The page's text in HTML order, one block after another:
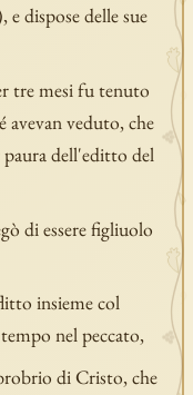
dispose delle sue
tre mesi fu tenuto
avevan veduto, che
dell'editto del
di essere figliuolo
insieme col
nel peccato,
di Cristo, che